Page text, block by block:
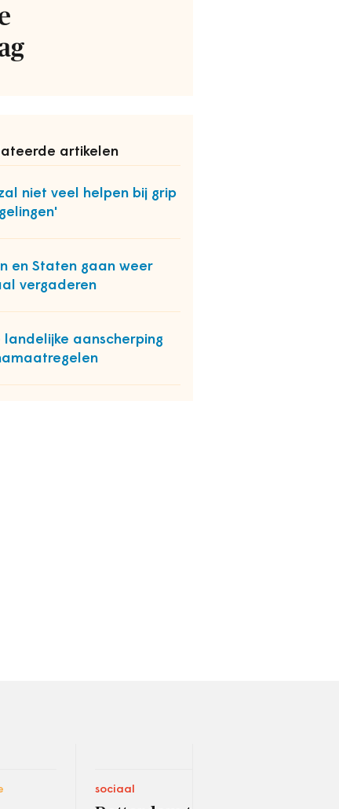
artikelen
niet veel helpen bij grip
en Staten gaan weer
vergaderen
landelijke aanscherping
sociaal